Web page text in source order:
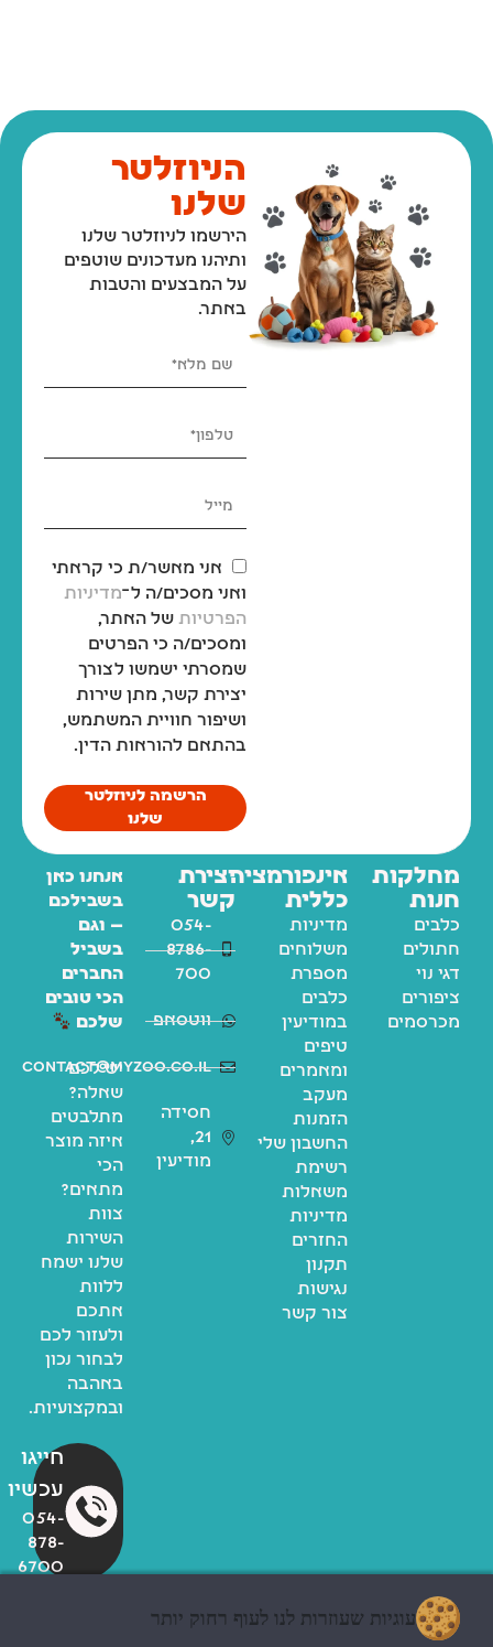
הניוזלטר
שלנו
הירשמו לניוזלטר שלנו
ותיהנו מעדכונים שוטפים
על המבצעים והטבות
באתר.
אני מאשר/ת כי קראתי
ואני מסכים/ה ל־מדיניות
הפרטיות של האתר,
ומסכים/ה כי הפרטים
שמסרתי ישמשו לצורך
יצירת קשר, מתן שירות
ושיפור חוויית המשתמש,
בהתאם להוראות הדין.
הרשמה לניוזלטר
שלנו
מחלקות
חנות
כלבים
חתולים
דגי נוי
ציפורים
מכרסמים
אינפורמציה
כללית
מדיניות
משלוחים
מספרת
כלבים
במודיעין
טיפים
ומאמרים
מעקב
הזמנות
החשבון שלי
רשימת
משאלות
מדיניות
החזרים
תקנון
נגישות
צור קשר
יצירת
קשר
054-
8786-
700
ווטסאפ
contact@myzoo.co.il
חסידה
21,
מודיעין
אנחנו כאן
בשבילכם
— וגם
בשביל
החברים
הכי טובים
שלכם
יש לכם
שאלה?
מתלבטים
איזה מוצר
הכי
מתאים?
צוות
השירות
שלנו ישמח
ללוות
אתכם
ולעזור לכם
לבחור נכון
באהבה
ובמקצועיות.
חייגו
עכשיו
054-
878-
6700
עוגיות שעוזרות לנו לעוף רחוק יותר